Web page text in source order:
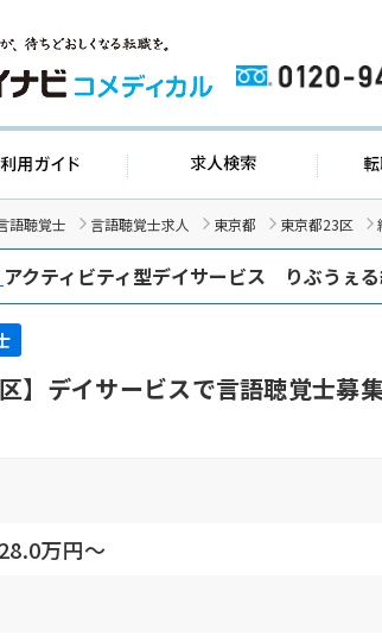
ジ ご利用ガイド 求人検索
語聴覚士 言語聴覚士求人 東京都 東京都23区
アクティビティ型デイサービス りぶうぇ
区】デイサービスで言語聴覚士募
万円〜